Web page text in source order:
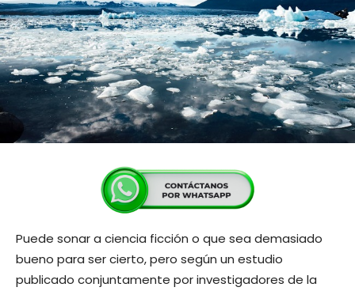
Puede sonar a ciencia ficción o que sea demasiado
bueno para ser cierto, pero según un estudio
publicado conjuntamente por investigadores de la